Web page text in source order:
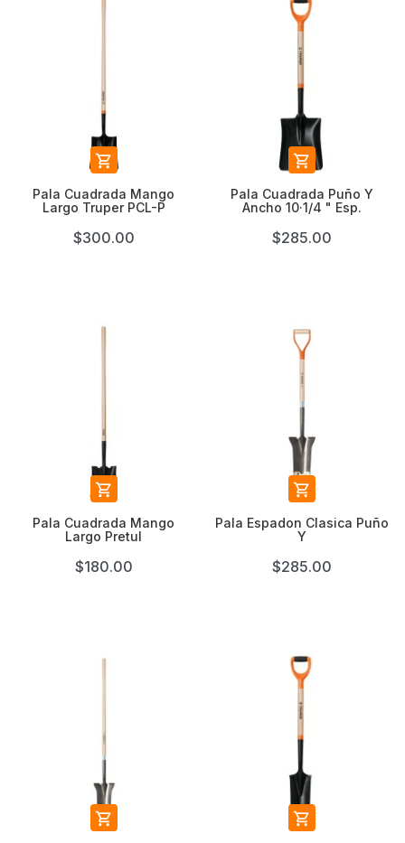

Pala Cuadrada Mango
Largo Truper PCL-P
$300.00

Pala Cuadrada Puño Y
Ancho 10·1/4 " Esp.
$285.00

Pala Cuadrada Mango
Largo Pretul
$180.00

Pala Espadon Clasica Puño
Y
$285.00
 